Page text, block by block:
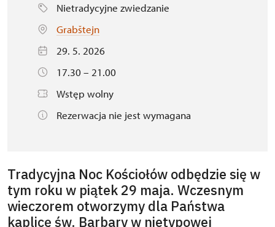
Nietradycyjne zwiedzanie
Grabštejn
29. 5. 2026
17.30 – 21.00
Wstęp wolny
Rezerwacja nie jest wymagana
Tradycyjna Noc Kościołów odbędzie się w
tym roku w piątek 29 maja. Wczesnym
wieczorem otworzymy dla Państwa
kaplicę św. Barbary w nietypowej